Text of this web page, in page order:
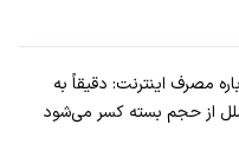
مصرف اینترنت: دقیقاً به
از حجم بسته کسر می‌شود